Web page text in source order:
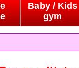
Baby / Kids
gym